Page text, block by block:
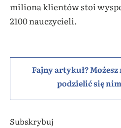
miliona klientów stoi
2100 nauczycieli.
Fajny artykuł?
podzielić się
Subskrybuj